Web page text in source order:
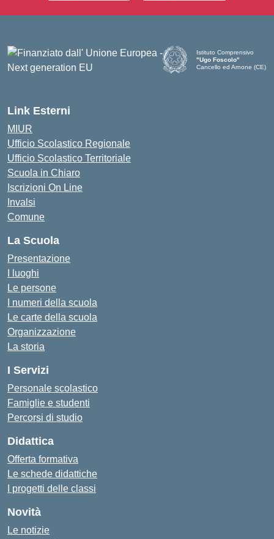
Istituto Comprensivo
"Ugo Foscolo"
Cancello ed Arnone (CE)
Link Esterni
MIUR
Ufficio Scolastico Regionale
Ufficio Scolastico Territoriale
Scuola in Chiaro
Iscrizioni On Line
Invalsi
Comune
La Scuola
Presentazione
I luoghi
Le persone
I numeri della scuola
Le carte della scuola
Organizzazione
La storia
I Servizi
Personale scolastico
Famiglie e studenti
Percorsi di studio
Didattica
Offerta formativa
Le schede didattiche
I progetti delle classi
Novità
Le notizie